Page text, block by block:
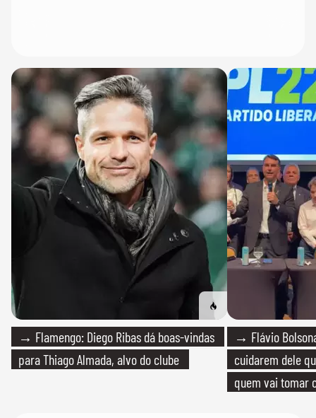
→ Flamengo: Diego Ribas dá boas-vindas
para Thiago Almada, alvo do clube
→ Flávio
cuidarem dele
quem vai tomar